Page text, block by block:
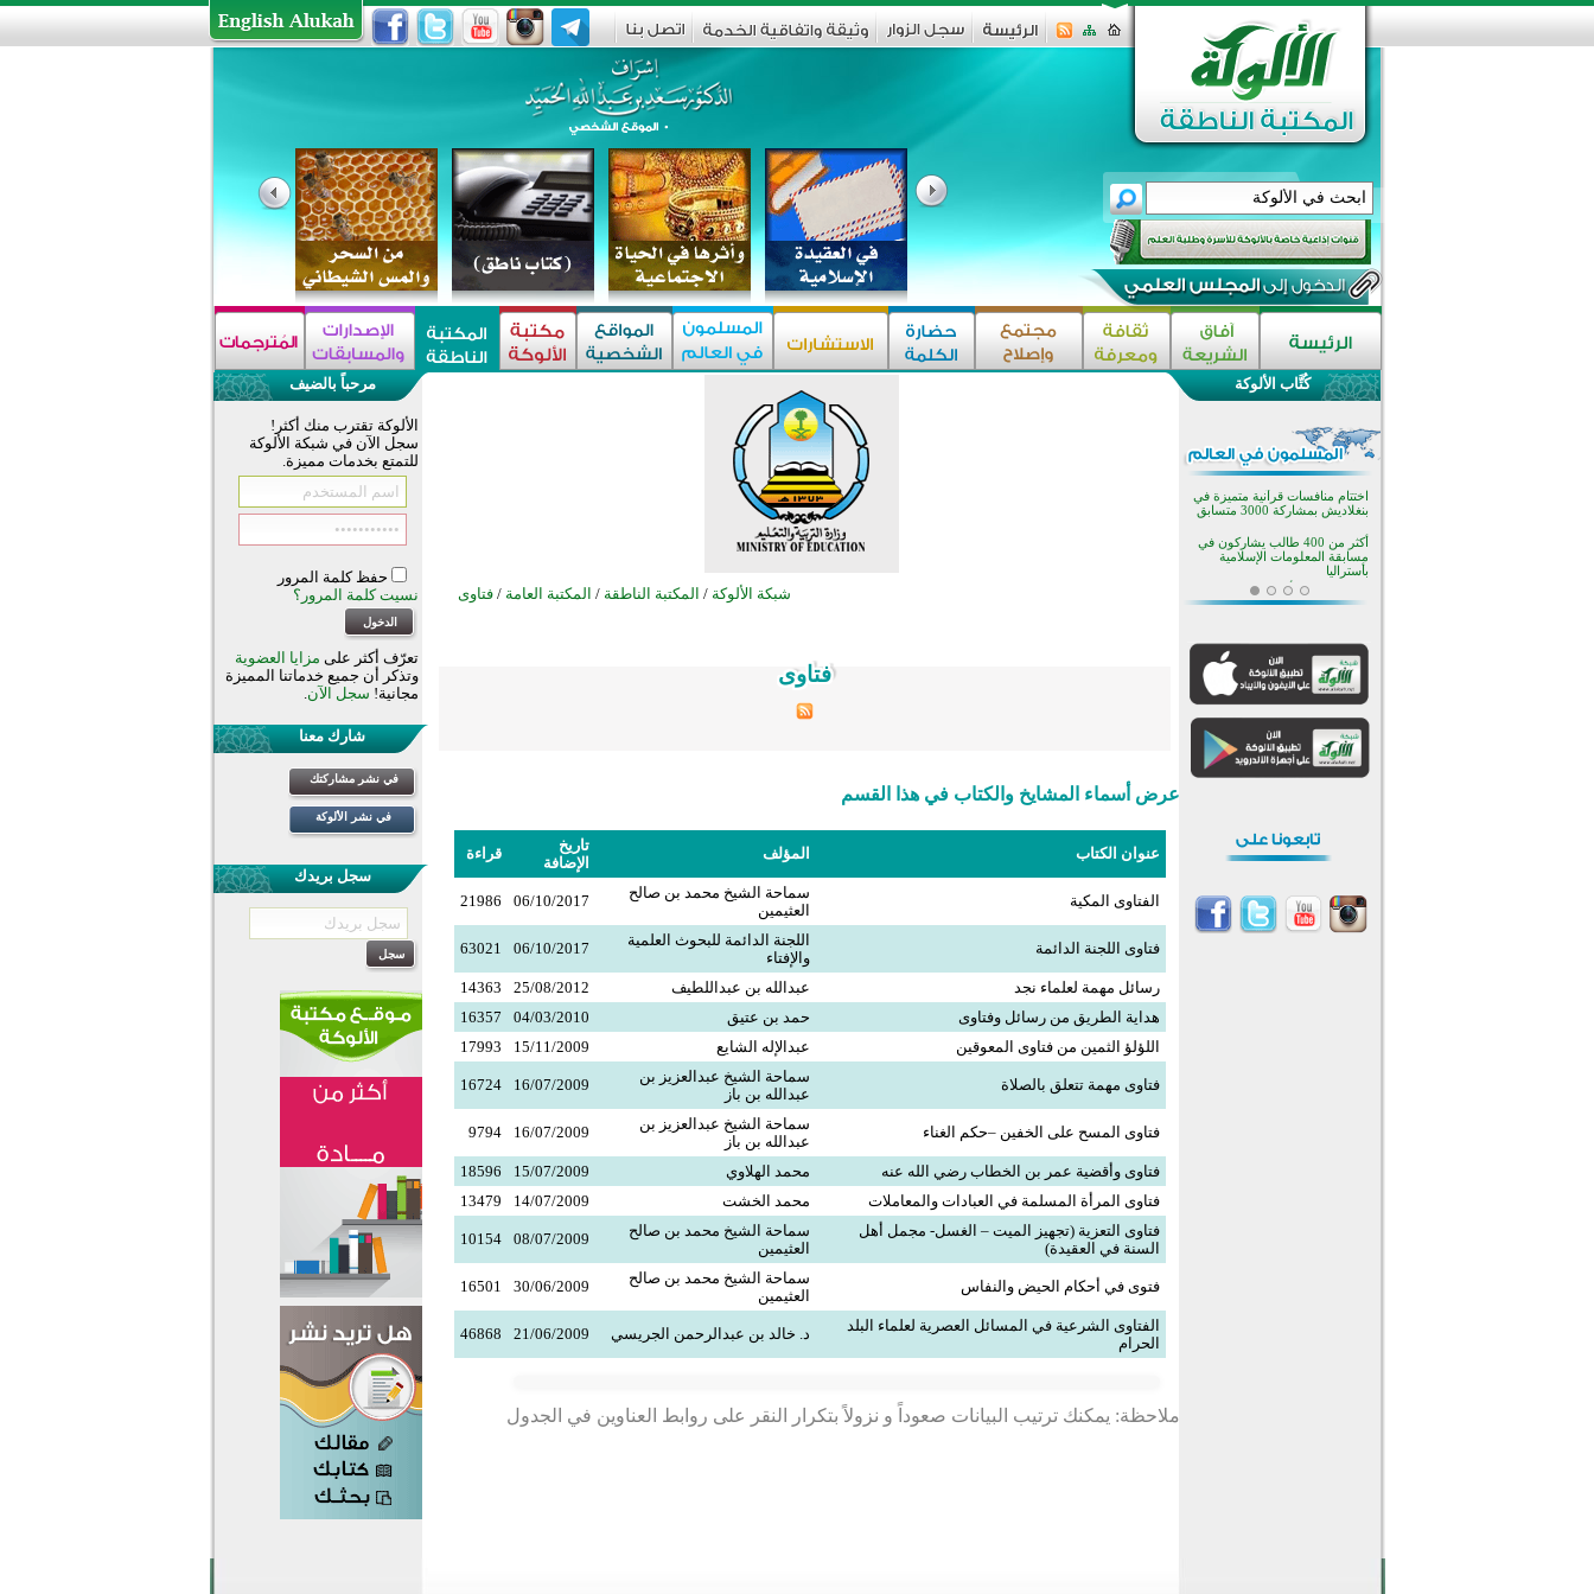
شبكة الألوكة / المكتبة الناطقة / المكتبة العامة / فتاوى
فتاوى
فتاوى
فتاوى
فتاوى
فتاوى
فتاوى
فتاوى
فتاوى
فتاوى
فتاوى
فتاوى
فتاوى
فتاوى
فتاوى
فتاوى
فتاوى
فتاوى
فتاوى
فتاوى
فتاوى
فتاوى
فتاوى
فتاوى
فتاوى
فتاوى
عرض أسماء المشايخ والكتاب في هذا القسم
عنوان الكتاب المؤلف
تاريخ
الإضافة
قراءة
الفتاوى المكية
سماحة الشيخ محمد بن صالح
العثيمين
06/10/2017
21986
فتاوى اللجنة الدائمة
اللجنة الدائمة للبحوث العلمية
والإفتاء
06/10/2017
63021
رسائل مهمة لعلماء نجد عبدالله بن عبداللطيف 25/08/2012
14363
هداية الطريق من رسائل وفتاوى
حمد بن عتيق 04/03/2010
16357
اللؤلؤ الثمين من فتاوى المعوقين
عبدالإله الشايع 15/11/2009
17993
فتاوى مهمة تتعلق بالصلاة
سماحة الشيخ عبدالعزيز بن
عبدالله بن باز
16/07/2009
16724
فتاوى المسح على الخفين –حكم الغناء
سماحة الشيخ عبدالعزيز بن
عبدالله بن باز
16/07/2009
9794
فتاوى وأقضية عمر بن الخطاب رضي الله عنه محمد الهلاوي 15/07/2009
18596
فتاوى المرأة المسلمة في العبادات والمعاملات
محمد الخشت 14/07/2009
13479
فتاوى التعزية (تجهيز الميت – الغسل- مجمل أهل
السنة في العقيدة)
سماحة الشيخ محمد بن صالح
العثيمين
08/07/2009
10154
فتوى في أحكام الحيض والنفاس
سماحة الشيخ محمد بن صالح
العثيمين
30/06/2009
16501
الفتاوى الشرعية في المسائل العصرية لعلماء البلد
الحرام
د. خالد بن عبدالرحمن الجريسي 21/06/2009
46868
ملاحظة: يمكنك ترتيب البيانات صعوداً و نزولاً بتكرار النقر على روابط العناوين في الجدول
مرحباً بالضيف
الألوكة تقترب منك أكثر!
سجل الآن في شبكة الألوكة
للتمتع بخدمات مميزة.
حفظ كلمة المرور
نسيت كلمة المرور؟
تعرّف أكثر على مزايا العضوية
وتذكر أن جميع خدماتنا المميزة
مجانية! سجل الآن.
شارك معنا
في نشر مشاركتك
في نشر الألوكة
سجل بريدك
كُتَّاب الألوكة
اختتام الدورة التاسعة لمسابقة حفظ
تيسليتش تختتم برنامجا تعليميا لتعزيز
القيم وبناء الشخصية للشباب
المسلمين
اختتام منافسات قرآنية متميزة في
بنغلاديش بمشاركة 3000 متسابق
أكثر من 400 طالب يشاركون في
مسابقة المعلومات الإسلامية
بأستراليا
افتتاح تاريخي لأول مسجد في بلييفليا
بالجبل الأسود منذ أكثر من قرن
مسجد جديد في أجواء إيمانية مميزة
أكبر مشروع إسلامي في ريف
أستراليا يفتتح أبوابه بعد سنوات من
القرآن والتربية في صدارة البرامج
الصيفية للمسلمين في بينزا
وساراتوف وموردوفيا هذا العام
اختتام الدورة التاسعة لمسابقة حفظ
القيم وبناء الشخصية للشباب
المسلمين
أكثر من 400 طالب يشاركون في
مسابقة المعلومات الإسلامية